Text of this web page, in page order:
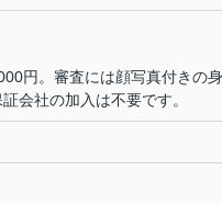
円。審査には顔写真付きの
会社の加入は不要です。